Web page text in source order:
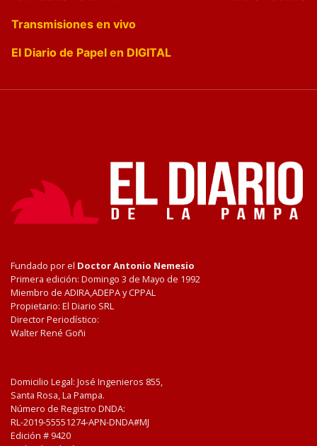
Transmisiones en vivo
El Diario de Papel en DIGITAL
Fundado por el Doctor Antonio Nemesio
Primera edición: Domingo 3 de Mayo de 1992
Miembro de ADIRA,ADEPA y CPPAL
Propietario: El Diario SRL
Director Periodístico:
Walter René Goñi
Domicilio Legal: José Ingenieros 855,
Santa Rosa, La Pampa.
Número de Registro DNDA:
RL-2019-55551274-APN-DNDA#MJ
Edición # 9420